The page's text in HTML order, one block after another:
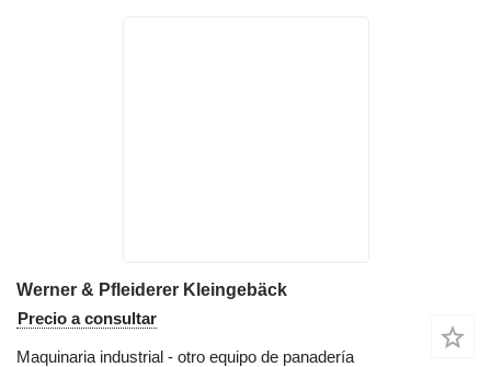
Werner & Pfleiderer Kleingebäck
Precio a consultar
Maquinaria industrial - otro equipo de panadería